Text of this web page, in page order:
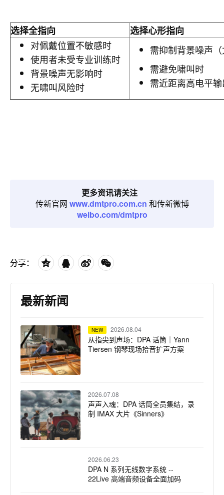
选择全指向
选择心形指向
对佩戴位置不敏感时
使用者未受专业训练时
背景噪声无影响时
无啸叫风险时
需抑制背景噪声
需避免啸叫时
需近距离高电平
更多资讯请关注
传新官网 www.dmtpro.com.cn 和传新微博
weibo.com/dmtpro
分享：
最新新闻
NEW 2026.08.04
从指尖到声场：DPA 话筒｜Yann
Tiersen 钢琴现场拾音扩声方案
2026.07.08
声声入魂：DPA 话筒全员集结，录
制 IMAX 大片《Sinners》
2026.06.23
DPA N 系列无线数字系统 --
22Live 高端音频设备全面加码